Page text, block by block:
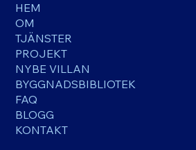
HEM
OM
TJÄNSTER
PROJEKT
NYBE VILLAN
BYGGNADSBIBLIOTEK
FAQ
BLOGG
KONTAKT